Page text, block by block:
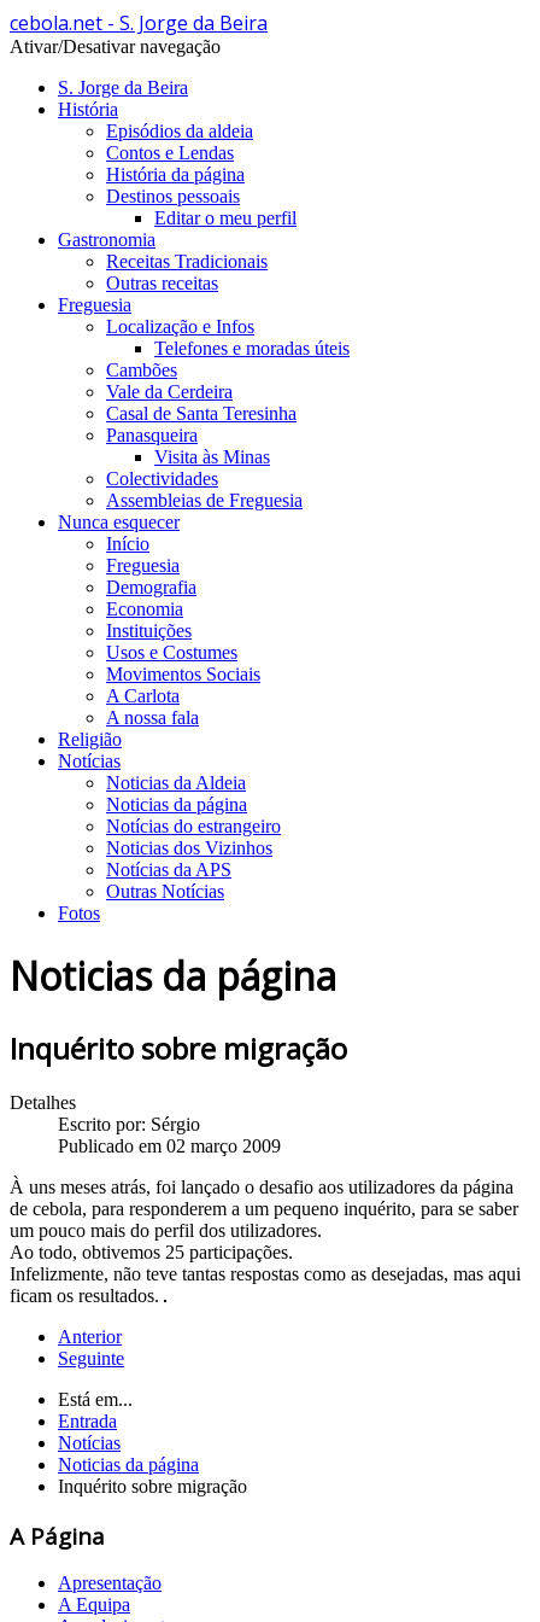
cebola.net - S. Jorge da Beira
Ativar/Desativar navegação
S. Jorge da Beira
História
Episódios da aldeia
Contos e Lendas
História da página
Destinos pessoais
Editar o meu perfil
Gastronomia
Receitas Tradicionais
Outras receitas
Freguesia
Localização e Infos
Telefones e moradas úteis
Cambões
Vale da Cerdeira
Casal de Santa Teresinha
Panasqueira
Visita às Minas
Colectividades
Assembleias de Freguesia
Nunca esquecer
Início
Freguesia
Demografia
Economia
Instituições
Usos e Costumes
Movimentos Sociais
A Carlota
A nossa fala
Religião
Notícias
Noticias da Aldeia
Noticias da página
Notícias do estrangeiro
Noticias dos Vizinhos
Notícias da APS
Outras Notícias
Fotos
Noticias da página
Inquérito sobre migração
Detalhes
Escrito por: Sérgio
Publicado em 02 março 2009
À uns meses atrás, foi lançado o desafio aos utilizadores da página
de cebola, para responderem a um pequeno inquérito, para se saber
um pouco mais do perfil dos utilizadores.
Ao todo, obtivemos 25 participações.
Infelizmente, não teve tantas respostas como as desejadas, mas aqui
ficam os resultados.
Anterior
Seguinte
Está em...
Entrada
Notícias
Noticias da página
Inquérito sobre migração
A Página
Apresentação
A Equipa